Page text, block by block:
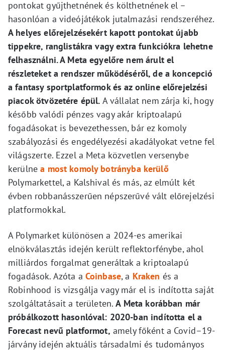
pontokat gyűjthetnének és költhetnének el –
hasonlóan a videójátékok jutalmazási rendszeréhez.
A helyes előrejelzésekért kapott pontokat újabb
tippekre, ranglistákra vagy extra funkciókra lehetne
felhasználni. A Meta egyelőre nem árult el
részleteket a rendszer működéséről, de a koncepció
a fantasy sportplatformok és az online előrejelzési
piacok ötvözetére épül. A vállalat nem zárja ki, hogy
később valódi pénzes vagy akár kriptoalapú
fogadásokat is bevezethessen, bár ez komoly
szabályozási és engedélyezési akadályokat vetne fel
világszerte. Ezzel a Meta közvetlen versenybe
kerülnea most komoly botrányba kerülő
Polymarkettel, a Kalshival és más, az elmúlt két
évben robbanásszerűen népszerűvé vált előrejelzési
platformokkal.
A Polymarket különösen a 2024-es amerikai
elnökválasztás idején került reflektorfénybe, ahol
milliárdos forgalmat generáltak a kriptoalapú
fogadások. Azóta a Coinbase, a Kraken és a
Robinhood is vizsgálja vagy már el is indította saját
szolgáltatásait a területen.A Meta korábban már
próbálkozott hasonlóval: 2020-ban indította el a
Forecast nevű platformot, amely főként a Covid–19-
járvány idején aktuális társadalmi és tudományos